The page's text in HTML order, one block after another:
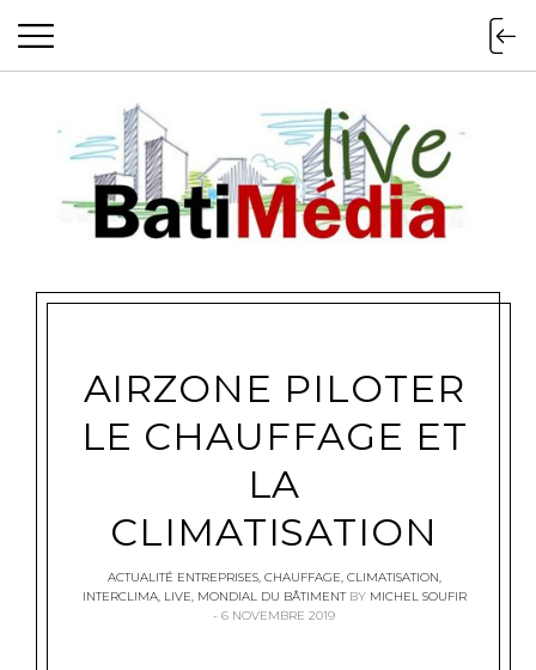
Batimedialive
AIRZONE PILOTER
LE CHAUFFAGE ET
LA
CLIMATISATION
ACTUALITÉ ENTREPRISES, CHAUFFAGE, CLIMATISATION,
INTERCLIMA, LIVE, MONDIAL DU BÂTIMENT BY MICHEL SOUFIR
6 NOVEMBRE 2019